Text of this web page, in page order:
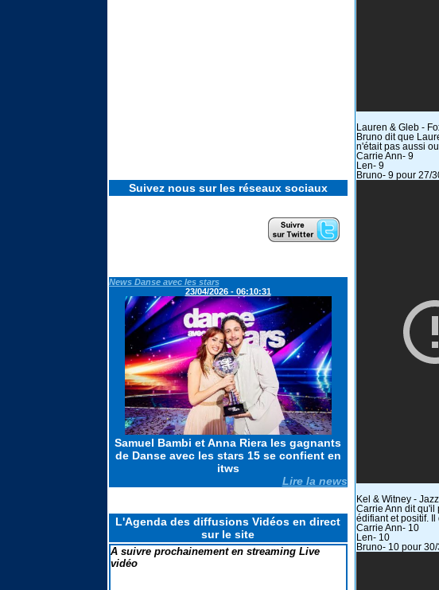
géants et concerts du 4 Juillet
2026 pour le 250e anniversaire
Le casting de SECRET STORY 14
en portraits & la liste des secrets
Koh Lanta les reliques du destins
: Le suivi des scores : Pire score
en finale et TRES MAUVAIS
BILAN
Elodie FREGE de retour à la
chanson : ses lives à LA FETE DE
LA MUSIQUE 2026
Suivez nous sur les réseaux sociaux
News Danse avec les stars
23/04/2026 - 06:10:31
Samuel Bambi et Anna Riera les gagnants
de Danse avec les stars 15 se confient en
itws
Lire la news
L'Agenda des diffusions Vidéos en direct
sur le site
A suivre prochainement en streaming Live
vidéo
Lauren & Gleb -
Bruno dit que
n'était pas aussi
Carrie Ann- 9
Len- 9
Bruno- 9 pour 27/
Kel & Witney - Jazz
Carrie Ann dit qu'il
édifiant et positif. Il
Carrie Ann- 10
Len- 10
Bruno- 10 pour